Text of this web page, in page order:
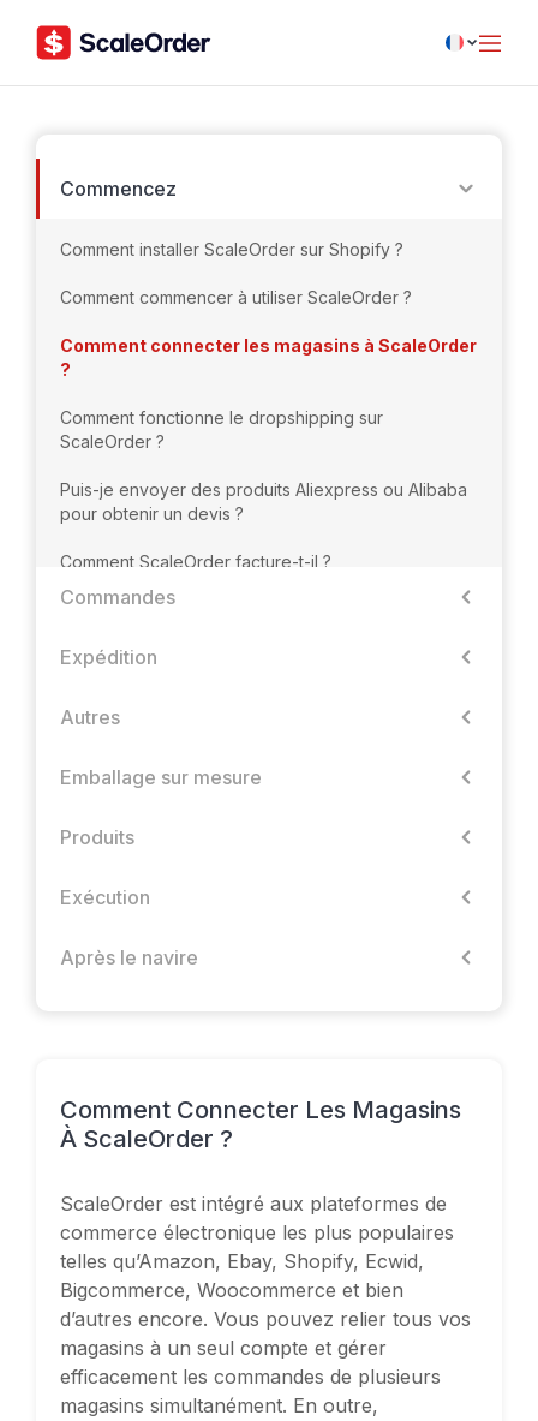
Commencez
Comment installer ScaleOrder sur Shopify ?
Comment commencer à utiliser ScaleOrder ?
Comment connecter les magasins à ScaleOrder
?
Comment fonctionne le dropshipping sur
ScaleOrder ?
Puis-je envoyer des produits Aliexpress ou Alibaba
pour obtenir un devis ?
Comment ScaleOrder facture-t-il ?
Commandes
Expédition
Autres
Emballage sur mesure
Produits
Exécution
Après le navire
Comment Connecter Les Magasins
À ScaleOrder ?
ScaleOrder est intégré aux plateformes de
commerce électronique les plus populaires
telles qu’Amazon, Ebay, Shopify, Ecwid,
Bigcommerce, Woocommerce et bien
d’autres encore. Vous pouvez relier tous vos
magasins à un seul compte et gérer
efficacement les commandes de plusieurs
magasins simultanément. En outre,